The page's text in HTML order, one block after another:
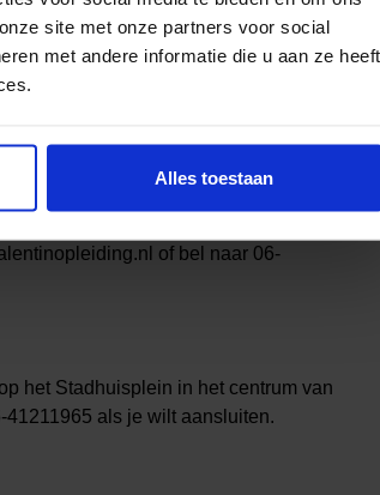
site met onze partners voor social
met andere informatie die u aan ze heeft
Alles toestaan
Almere Haven en Almere
Haven
of bel naar 06-
het Stadhuisplein in het centrum van
als je wilt aansluiten.